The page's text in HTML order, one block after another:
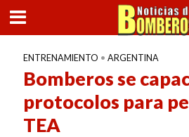
ENTRENAMIENTO • ARGENTINA
Bomberos se
protocolos para
TEA